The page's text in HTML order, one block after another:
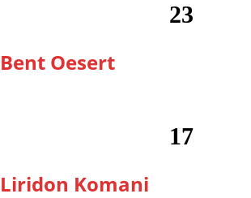
23
Bent Oesert
17
Liridon Komani